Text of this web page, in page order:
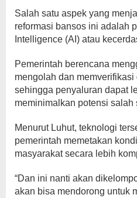
Salah satu aspek yang
reformasi bansos ini adalah
Intelligence (AI) atau
Pemerintah berencana
mengolah dan
sehingga penyaluran dapat
meminimalkan potensi salah
Menurut Luhut, teknologi
pemerintah memetakan
masyarakat secara lebih
“Dan ini nanti akan
akan bisa mendorong untuk